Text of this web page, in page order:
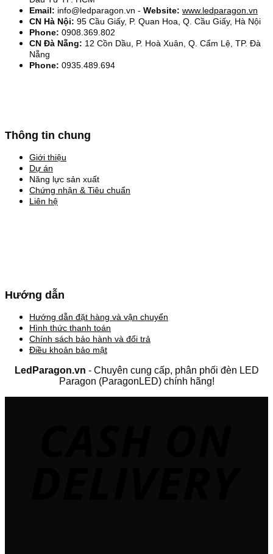
Email: info@ledparagon.vn - Website: www.ledparagon.vn
CN Hà Nội: 95 Cầu Giấy, P. Quan Hoa, Q. Cầu Giấy, Hà Nội
Phone: 0908.369.802
CN Đà Nẵng: 12 Cồn Dầu, P. Hoà Xuân, Q. Cẩm Lệ, TP. Đà
Nẵng
Phone: 0935.489.694
Thông tin chung
Giới thiệu
Dự án
Năng lực sản xuất
Chứng nhận & Tiêu chuẩn
Liên hệ
Hướng dẫn
Hướng dẫn đặt hàng và vận chuyển
Hình thức thanh toán
Chính sách bảo hành và đổi trả
Điều khoản bảo mật
LedParagon.vn - Chuyên cung cấp, phân phối đèn LED
Paragon (ParagonLED) chính hãng!